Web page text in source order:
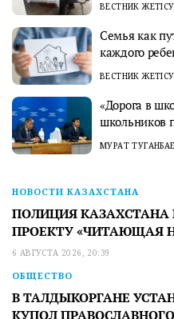
ВЕСТНИК ЖЕТІСУ
Семья как
каждого
ВЕСТНИК ЖЕТІСУ
«Дорога в
школьников
МУРАТ
НОВОСТИ КАЗАХСТАНА
ПОЛИЦИЯ КАЗАХСТАНА
ПРОЕКТУ «ЧИТАЮЩАЯ
6 АВГУСТА 2026, 20:39
ОБЩЕСТВО
В ТАЛДЫКОРГАНЕ
КУПОЛ